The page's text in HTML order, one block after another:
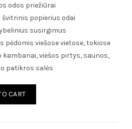
odos priežiūrai
popierius odai
susirgimus
pėdomis viešose vietose, tokiose
kambariai, viešos pirtys, saunos,
patikros salės
CART